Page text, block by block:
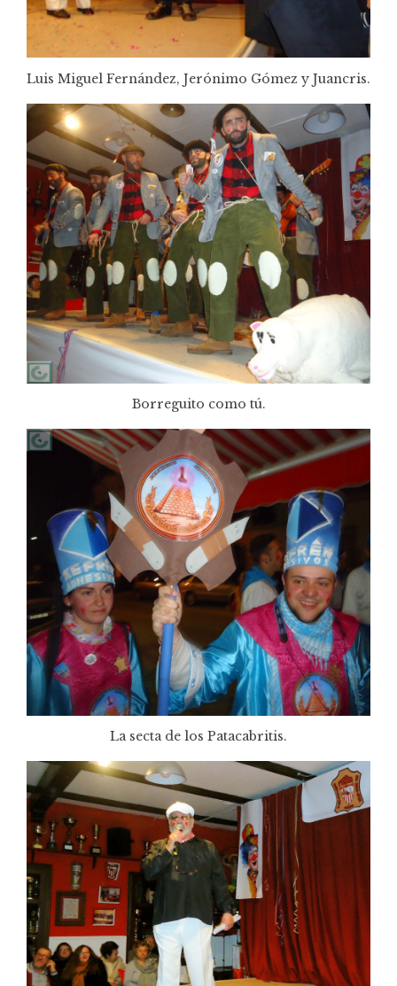
Luis Miguel Fernández, Jerónimo Gómez y Juancris.
Borreguito como tú.
La secta de los Patacabritis.